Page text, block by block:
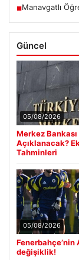
■Manavgatlı
Güncel
05/08/2026
Merkez Bankası
Açıklanacak?
Tahminleri
05/08/2026
Fenerbahçe’nin
değişiklik!